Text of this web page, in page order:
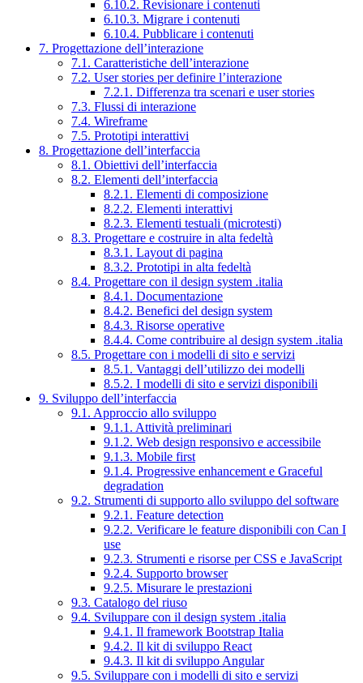
6.10.2. Revisionare i contenuti
6.10.3. Migrare i contenuti
6.10.4. Pubblicare i contenuti
7. Progettazione dell’interazione
7.1. Caratteristiche dell’interazione
7.2. User stories per definire l’interazione
7.2.1. Differenza tra scenari e user stories
7.3. Flussi di interazione
7.4. Wireframe
7.5. Prototipi interattivi
8. Progettazione dell’interfaccia
8.1. Obiettivi dell’interfaccia
8.2. Elementi dell’interfaccia
8.2.1. Elementi di composizione
8.2.2. Elementi interattivi
8.2.3. Elementi testuali (microtesti)
8.3. Progettare e costruire in alta fedeltà
8.3.1. Layout di pagina
8.3.2. Prototipi in alta fedeltà
8.4. Progettare con il design system .italia
8.4.1. Documentazione
8.4.2. Benefici del design system
8.4.3. Risorse operative
8.4.4. Come contribuire al design system .italia
8.5. Progettare con i modelli di sito e servizi
8.5.1. Vantaggi dell’utilizzo dei modelli
8.5.2. I modelli di sito e servizi disponibili
9. Sviluppo dell’interfaccia
9.1. Approccio allo sviluppo
9.1.1. Attività preliminari
9.1.2. Web design responsivo e accessibile
9.1.3. Mobile first
9.1.4. Progressive enhancement e Graceful
degradation
9.2. Strumenti di supporto allo sviluppo del software
9.2.1. Feature detection
9.2.2. Verificare le feature disponibili con Can I
use
9.2.3. Strumenti e risorse per CSS e JavaScript
9.2.4. Supporto browser
9.2.5. Misurare le prestazioni
9.3. Catalogo del riuso
9.4. Sviluppare con il design system .italia
9.4.1. Il framework Bootstrap Italia
9.4.2. Il kit di sviluppo React
9.4.3. Il kit di sviluppo Angular
9.5. Sviluppare con i modelli di sito e servizi